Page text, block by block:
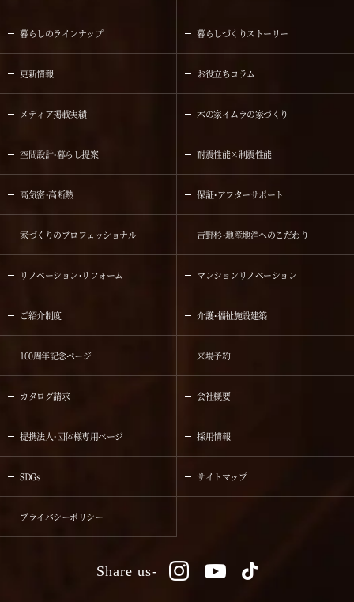
暮らしのラインナップ 暮らしづくりストーリー
更新情報 お役立ちコラム
メディア掲載実績 木の家イムラの家づくり
空間設計・暮らし提案 耐震性能×制震性能
高気密・高断熱 保証・アフターサポート
家づくりのプロフェッショナル 吉野杉・地産地消へのこだわり
リノベーション・リフォーム マンションリノベーション
ご紹介制度 介護・福祉施設建築
100周年記念ページ 来場予約
カタログ請求 会社概要
提携法人・団体様専用ページ 採用情報
SDGs サイトマップ
プライバシーポリシー
Share us-